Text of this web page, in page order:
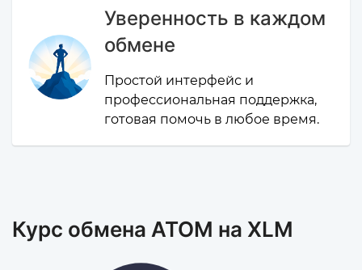
Уверенность в каждом
обмене
Простой интерфейс и
профессиональная поддержка,
готовая помочь в любое время.
Курс обмена ATOM на XLM